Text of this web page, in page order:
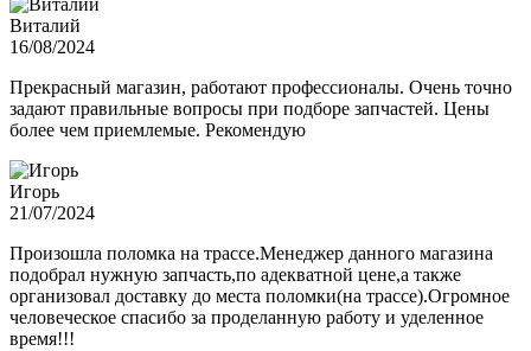
Виталий
16/08/2024
Прекрасный магазин, работают профессионалы. Очень точно
задают правильные вопросы при подборе запчастей. Цены
более чем приемлемые. Рекомендую
Игорь
21/07/2024
Произошла поломка на трассе.Менеджер данного магазина
подобрал нужную запчасть,по адекватной цене,а также
организовал доставку до места поломки(на трассе).Огромное
человеческое спасибо за проделанную работу и уделенное
время!!!